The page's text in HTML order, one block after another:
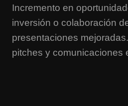
Incremento en
inversión o colaboración
presentaciones
pitches y comunicaciones